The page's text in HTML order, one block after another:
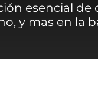
esencial
y mas en la